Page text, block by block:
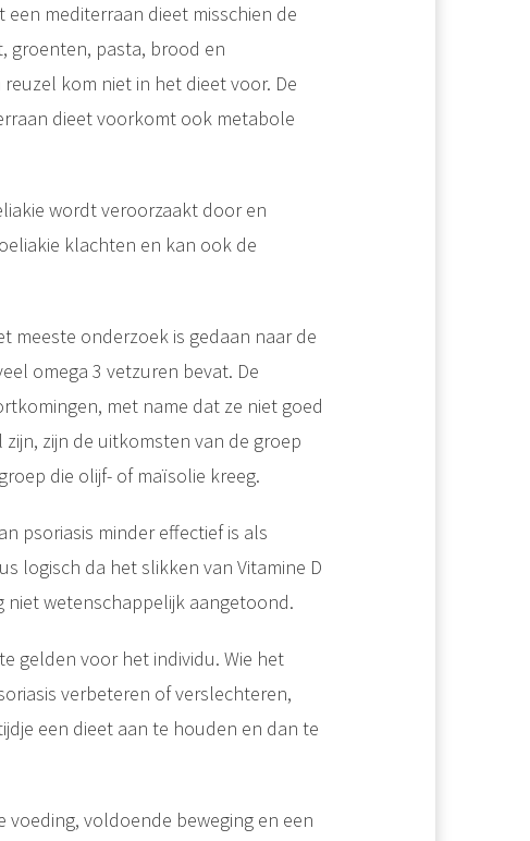
mediterraan dieet misschien de
groenten, pasta, brood en
kom niet in het dieet voor. De
dieet voorkomt ook metabole
wordt veroorzaakt door en
klachten en kan ook de
meeste onderzoek is gedaan naar de
omega 3 vetzuren bevat. De
met name dat ze niet goed
zijn, zijn de uitkomsten van de groep
die olijf- of maïsolie kreeg.
psoriasis minder effectief is als
logisch da het slikken van Vitamine D
wetenschappelijk aangetoond.
gelden voor het individu. Wie het
verbeteren of verslechteren,
een dieet aan te houden en dan te
voeding, voldoende beweging en een